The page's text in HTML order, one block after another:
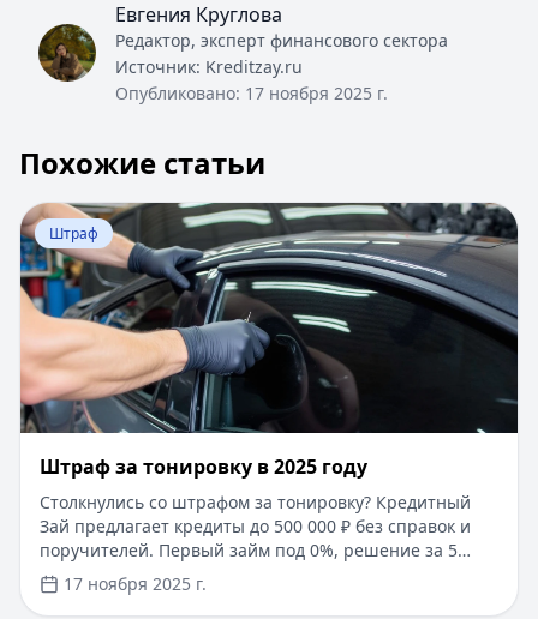
Евгения Круглова
Редактор, эксперт финансового сектора
Источник: Kreditzay.ru
Опубликовано: 17 ноября 2025 г.
Похожие статьи
Перейти к статье:Штраф за тонировку в 2025 году
Штраф
Штраф за тонировку в 2025 году
Столкнулись со штрафом за тонировку? Кредитный
Зай предлагает кредиты до 500 000 ₽ без справок и
поручителей. Первый займ под 0%, решение за 5
минут. Решите финансовые вопросы быстро и
выгодно!
17 ноября 2025 г.